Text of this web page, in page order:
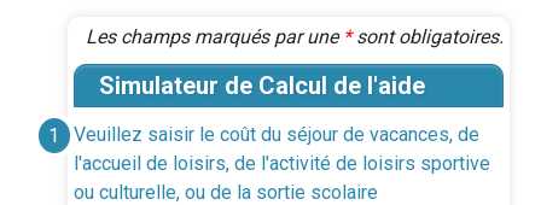
Les champs marqués par une *sont obligatoires.
Simulateur de Calcul de l'aide
1
Veuillez saisir le coût du séjour de vacances, de
l'accueil de loisirs, de l'activité de loisirs sportive
ou culturelle, ou de la sortie scolaire